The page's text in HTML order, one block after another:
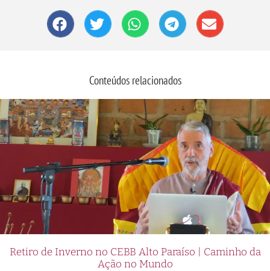
Conteúdos relacionados
Retiro de Inverno no CEBB Alto Paraíso | Caminho da
Ação no Mundo